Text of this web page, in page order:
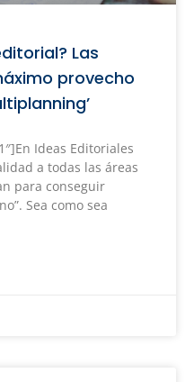
Las
provecho
Ideas Editoriales
a todas las áreas
para conseguir
Sea como sea